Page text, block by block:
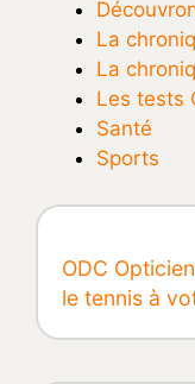
La
La
Les tests
Santé
Sports
ODC
le tennis à